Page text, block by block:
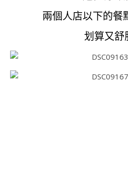
兩個人店以下的餐
划算又舒